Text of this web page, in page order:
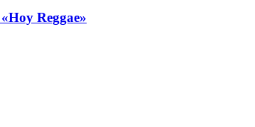
Reggae»